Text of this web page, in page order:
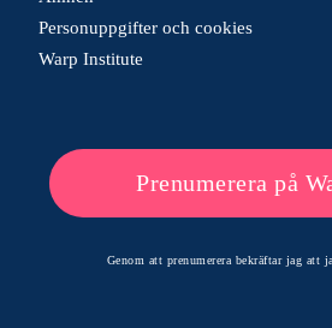
Personuppgifter och cookies
Warp Institute
Prenumerera på
Genom att prenumerera bekräftar jag att